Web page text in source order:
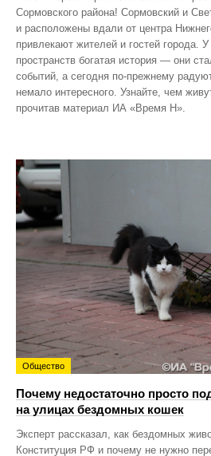
Сормовского района! Сормовский и
и расположены вдали от центра
привлекают жителей и гостей города.
пространств богатая история — они
событий, а сегодня по‑прежнему
немало интересного. Узнайте, чем
прочитав материал ИА «Время Н».
Общество
Почему недостаточно просто
на улицах бездомных кошек
Эксперт рассказал, как бездомных
Конституция РФ и почему не нужно